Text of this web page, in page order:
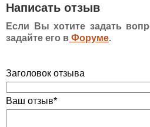
Написать отзыв
Если Вы хотите задать
задайте его в Форуме.
Заголовок отзыва
Ваш отзыв*